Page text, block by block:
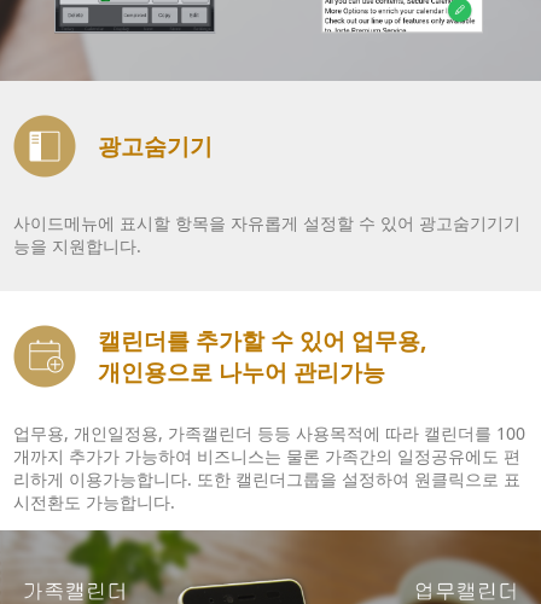
광고숨기기
사이드메뉴에 표시할 항목을 자유롭게 설정할 수 있어 광고숨기기기
능을 지원합니다.
캘린더를 추가할 수 있어 업무용,
개인용으로 나누어 관리가능
업무용, 개인일정용, 가족캘린더 등등 사용목적에 따라 캘린더를 100
개까지 추가가 가능하여 비즈니스는 물론 가족간의 일정공유에도 편
리하게 이용가능합니다. 또한 캘린더그룹을 설정하여 원클릭으로 표
시전환도 가능합니다.